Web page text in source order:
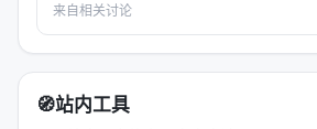
还是恐惧，你会怎么做？ 最直觉的答
爬取 #Bitcoin 标签下的推文，跑一遍
计正面/负…
来自相关讨论
🧭站内工具